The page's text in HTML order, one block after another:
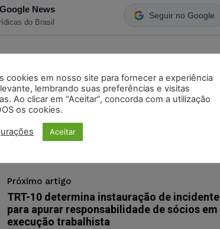
News
do Brasil
Seguir no Google
LinkedIn
público tentativa de feminicídio
Próximo artigo
TRT-10 determina instauração de incidente
para apurar responsabilidade de sócios em
execução trabalhista
cookies em nosso site para fornecer a experiência
lembrando suas preferências e visitas
Ao clicar em “Aceitar”, concorda com a utilização
os cookies.
Aceitar